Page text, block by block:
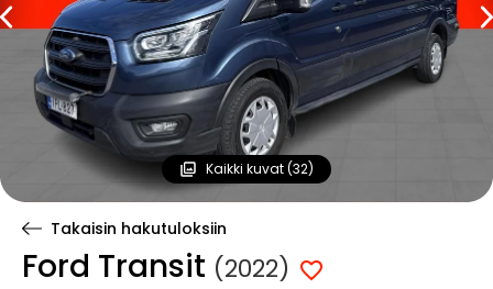
Kaikki kuvat (32)
Takaisin hakutuloksiin
Ford Transit (2022)